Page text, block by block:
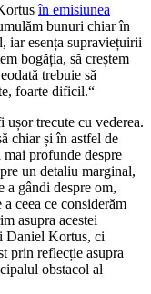
în emisiunea
bunuri chiar în
iar esența supraviețuirii
bogăția, să creștem
trebuie să
foarte dificil.“
trecute cu vederea.
chiar și în astfel de
profunde despre
un detaliu marginal,
a gândi despre om,
ceea ce considerăm
asupra acestei
Daniel Kortus, ci
prin reflecție asupra
obstacol al